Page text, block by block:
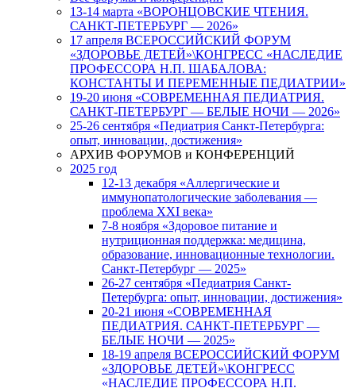
13-14 марта «ВОРОНЦОВСКИЕ ЧТЕНИЯ.
САНКТ-ПЕТЕРБУРГ — 2026»
17 апреля ВСЕРОССИЙСКИЙ ФОРУМ
«ЗДОРОВЬЕ ДЕТЕЙ»\КОНГРЕСС «НАСЛЕДИЕ
ПРОФЕССОРА Н.П. ШАБАЛОВА:
КОНСТАНТЫ И ПЕРЕМЕННЫЕ ПЕДИАТРИИ»
19-20 июня «СОВРЕМЕННАЯ ПЕДИАТРИЯ.
САНКТ-ПЕТЕРБУРГ — БЕЛЫЕ НОЧИ — 2026»
25-26 сентября «Педиатрия Санкт-Петербурга:
опыт, инновации, достижения»
АРХИВ ФОРУМОВ и КОНФЕРЕНЦИЙ
2025 год
12-13 декабря «Аллергические и
иммунопатологические заболевания —
проблема XXI века»
7-8 ноября «Здоровое питание и
нутриционная поддержка: медицина,
образование, инновационные технологии.
Санкт-Петербург — 2025»
26-27 сентября «Педиатрия Санкт-
Петербурга: опыт, инновации, достижения»
20-21 июня «СОВРЕМЕННАЯ
ПЕДИАТРИЯ. САНКТ-ПЕТЕРБУРГ —
БЕЛЫЕ НОЧИ — 2025»
18-19 апреля ВСЕРОССИЙСКИЙ ФОРУМ
«ЗДОРОВЬЕ ДЕТЕЙ»\КОНГРЕСС
«НАСЛЕДИЕ ПРОФЕССОРА Н.П.